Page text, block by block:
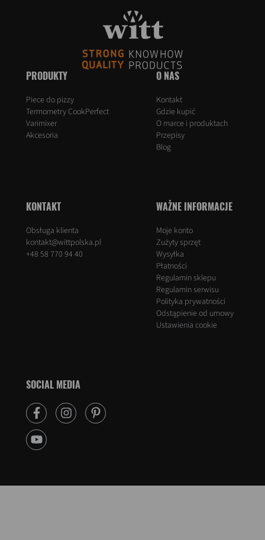
PRODUKTY
Piece do pizzy
Termometry CookPerfect
Varimixer
Akcesoria
O NAS
Kontakt
Gdzie kupić
O marce i produktach
Przepisy
Blog
KONTAKT
Obsługa klienta
kontakt@wittpolska.pl
+48 58 770 94 40
WAŻNE INFORMACJE
Moje konto
Zużyty sprzęt
Wysyłka
Płatności
Regulamin sklepu
Regulamin serwisu
Polityka prywatności
Odstąpienie od umowy
Ustawienia cookie
SOCIAL MEDIA